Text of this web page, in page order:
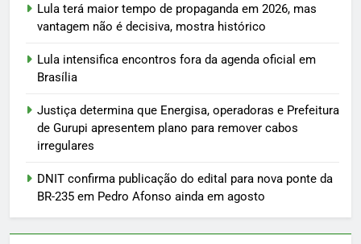
Lula terá maior tempo de propaganda em 2026, mas
vantagem não é decisiva, mostra histórico
Lula intensifica encontros fora da agenda oficial em
Brasília
Justiça determina que Energisa, operadoras e Prefeitura
de Gurupi apresentem plano para remover cabos
irregulares
DNIT confirma publicação do edital para nova ponte da
BR-235 em Pedro Afonso ainda em agosto